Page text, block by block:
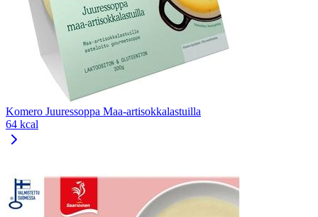
Komero Juuressoppa Maa-artisokkalastuilla
64 kcal